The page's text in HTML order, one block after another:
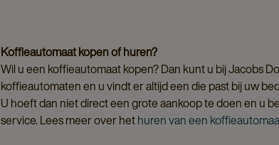
Koffieautomaat kopen of huren?
Wil u een koffieautomaat kopen? Dan kunt u bij Jacobs
koffieautomaten en u vindt er altijd een die past bij uw
U hoeft dan niet direct een grote aankoop te doen en u
service. Lees meer over hethuren van een